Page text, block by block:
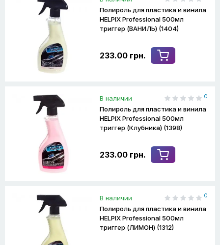
Полироль для пластика и винила
HELPIX Professional 500мл
триггер (ВАНИЛЬ) (1404)
233.00 грн.
В наличии 0
Полироль для пластика и винила
HELPIX Professional 500мл
триггер (Клубника) (1398)
233.00 грн.
В наличии 0
Полироль для пластика и винила
HELPIX Professional 500мл
триггер (ЛИМОН) (1312)